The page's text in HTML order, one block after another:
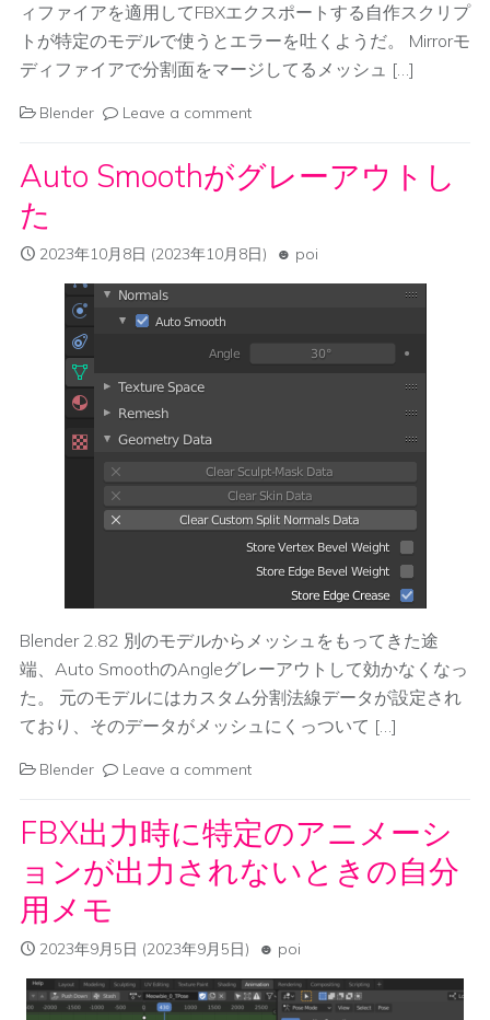
ィファイアを適用してFBXエクスポートする自作スクリプ
トが特定のモデルで使うとエラーを吐くようだ。 Mirrorモ
ディファイアで分割面をマージしてるメッシュ […]
Blender Leave a comment
Auto Smoothがグレーアウトし
た
2023年10月8日 (2023年10月8日) poi
Blender 2.82 別のモデルからメッシュをもってきた途
端、Auto SmoothのAngleグレーアウトして効かなくなっ
た。 元のモデルにはカスタム分割法線データが設定され
ており、そのデータがメッシュにくっついて […]
Blender Leave a comment
FBX出力時に特定のアニメーシ
ョンが出力されないときの自分
用メモ
2023年9月5日 (2023年9月5日) poi